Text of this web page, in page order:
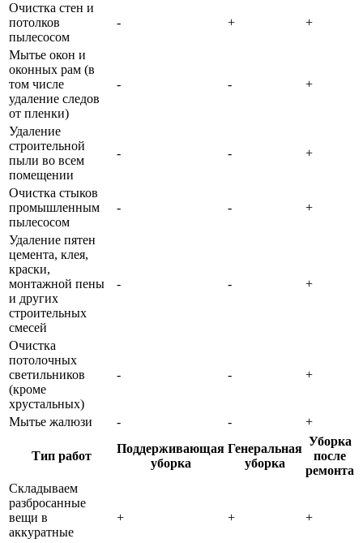
Очистка стен и
потолков
пылесосом
- + +
Мытье окон и
оконных рам (в
том числе
удаление следов
от пленки)
- - +
Удаление
строительной
пыли во всем
помещении
- - +
Очистка стыков
промышленным
пылесосом
- - +
Удаление пятен
цемента, клея,
краски,
монтажной пены
и других
строительных
смесей
- - +
Очистка
потолочных
светильников
(кроме
хрустальных)
- - +
Мытье жалюзи - - +
Тип работ
Поддерживающая
уборка
Генеральная
уборка
Уборка
после
ремонта
Складываем
разбросанные
вещи в
аккуратные
+ + +